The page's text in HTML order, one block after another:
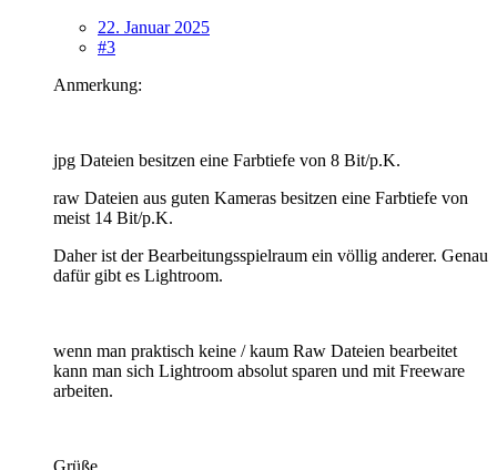
22. Januar 2025
#3
Anmerkung:
jpg Dateien besitzen eine Farbtiefe von 8 Bit/p.K.
raw Dateien aus guten Kameras besitzen eine Farbtiefe von
meist 14 Bit/p.K.
Daher ist der Bearbeitungsspielraum ein völlig anderer. Genau
dafür gibt es Lightroom.
wenn man praktisch keine / kaum Raw Dateien bearbeitet
kann man sich Lightroom absolut sparen und mit Freeware
arbeiten.
Grüße